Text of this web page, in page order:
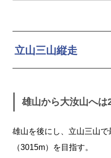
立山三山縦走
雄山から大汝山へは
雄山を後にし、立山三山
（3015m）を目指す。